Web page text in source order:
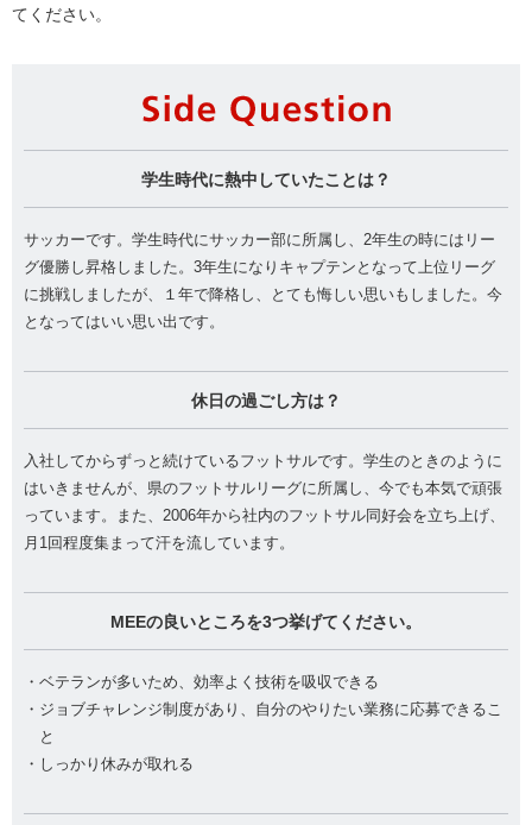
てください。
学生時代に熱中していたことは？
サッカーです。学生時代にサッカー部に所属し、2年生の時にはリー
グ優勝し昇格しました。3年生になりキャプテンとなって上位リーグ
に挑戦しましたが、１年で降格し、とても悔しい思いもしました。今
となってはいい思い出です。
休日の過ごし方は？
入社してからずっと続けているフットサルです。学生のときのように
はいきませんが、県のフットサルリーグに所属し、今でも本気で頑張
っています。また、2006年から社内のフットサル同好会を立ち上げ、
月1回程度集まって汗を流しています。
MEEの良いところを3つ挙げてください。
・ベテランが多いため、効率よく技術を吸収できる
・ジョブチャレンジ制度があり、自分のやりたい業務に応募できるこ
と
・しっかり休みが取れる